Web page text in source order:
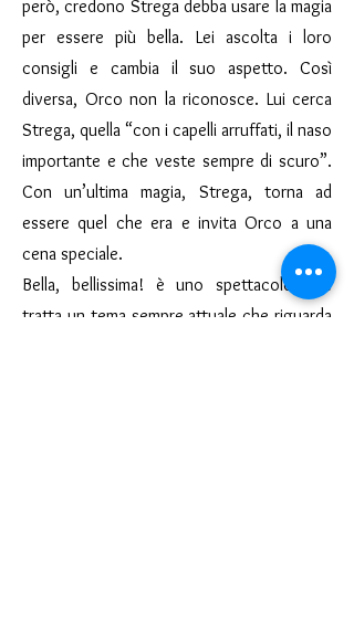
però, credono Strega debba usare la magia
per essere più bella. Lei ascolta i loro
consigli e cambia il suo aspetto. Così
diversa, Orco non la riconosce. Lui cerca
Strega, quella “con i capelli arruffati, il naso
importante e che veste sempre di scuro”.
Con un’ultima magia, Strega, torna ad
essere quel che era e invita Orco a una
cena speciale.
Bella, bellissima! è uno spettacolo che
tratta un tema sempre attuale che riguarda